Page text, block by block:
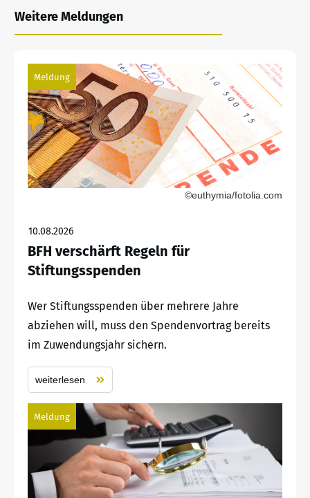
Weitere Meldungen
Meldung
©euthymia/fotolia.com
10.08.2026
BFH verschärft Regeln für
Stiftungsspenden
Wer Stiftungsspenden über mehrere Jahre
abziehen will, muss den Spendenvortrag bereits
im Zuwendungsjahr sichern.
weiterlesen
Meldung